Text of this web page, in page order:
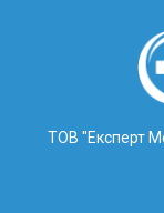
ТОВ "Експерт